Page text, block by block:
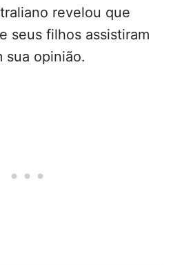
revelou que
seus filhos assistiram
sua opinião.